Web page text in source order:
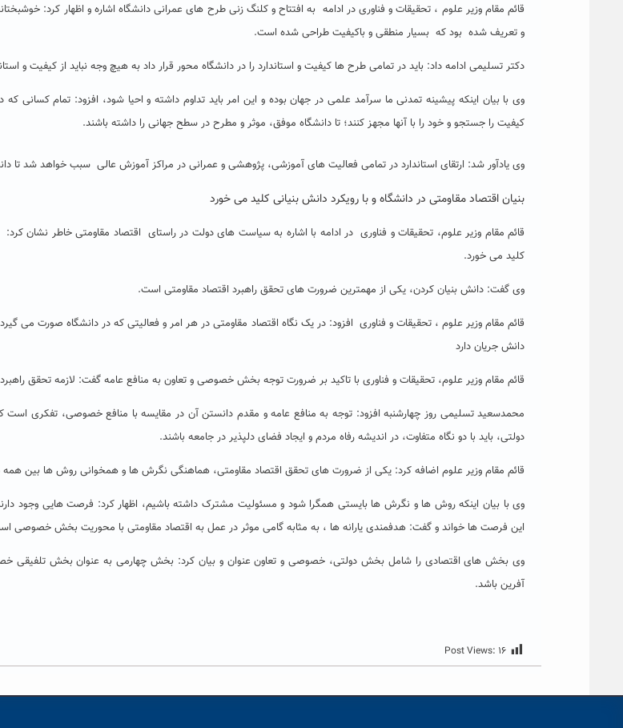
قائم مقام وزیر علوم ، تحقیقات و فناوری در ادامه به افتتاح و کلنگ زنی طرح های عمرانی دانشگاه اشاره و اظهار کرد:
و تعریف شده بود که بسیار منطقی و باکیفیت طراحی شده است.
دکتر تسلیمی ادامه داد: باید در تمامی طرح ها کیفیت و استاندارد را در دانشگاه محور قرار داد به هیچ وجه نباید از کیفیت و
وی با بیان اینکه پیشینه تمدنی ما سرآمد علمی در جهان بوده و این امر باید تداوم داشته و احیا شود، افزود: تمام کسانی
کیفیت را جستجو و خود را با آنها مجهز کنند؛ تا دانشگاه موفق، موثر و مطرح در سطح جهانی را داشته باشند.
وی یادآور شد: ارتقای استاندارد در تمامی فعالیت های آموزشی، پژوهشی و عمرانی در مراکز آموزش عالی سبب خواهد شد تا
بنیان اقتصاد مقاومتی در دانشگاه و با رویکرد دانش بنیانی کلید می خورد
قائم مقام وزیر علوم، تحقیقات و فناوری در ادامه با اشاره به سیاست های دولت در راستای اقتصاد مقاومتی خاطر نشان کرد:
کلید می خورد.
وی گفت: دانش بنیان کردن، یکی از مهمترین ضرورت های تحقق راهبرد اقتصاد مقاومتی است.
قائم مقام وزیر علوم ، تحقیقات و فناوری افزود: در یک نگاه اقتصاد مقاومتی در هر امر و فعالیتی که در دانشگاه صورت می
دانش جریان دارد
قائم مقام وزیر علوم، تحقیقات و فناوری با تاکید بر ضرورت توجه بخش خصوصی و تعاون به منافع عامه گفت: لازمه تحقق
محمدسعید تسلیمی روز چهارشنبه افزود: توجه به منافع عامه و مقدم دانستن آن در مقایسه با منافع خصوصی،
دولتی، باید با دو نگاه متفاوت، در اندیشه رفاه مردم و ایجاد فضای دلپذیر در جامعه باشند.
قائم مقام وزیر علوم اضافه کرد: یکی از ضرورت های تحقق اقتصاد مقاومتی، هماهنگی نگرش ها و همخوانی روش ها بین همه
وی با بیان اینکه روش ها و نگرش ها بایستی همگرا شود و مسئولیت مشترک داشته باشیم، اظهار کرد: فرصت هایی وجود
این فرصت ها خواند و گفت: هدفمندی یارانه ها ، به مثابه گامی موثر در عمل به اقتصاد مقاومتی با محوریت بخش خصوصی
وی بخش های اقتصادی را شامل بخش دولتی، خصوصی و تعاون عنوان و بیان کرد: بخش چهارمی به عنوان بخش تلفیقی
آفرین باشد.
Post Views: ۱۶